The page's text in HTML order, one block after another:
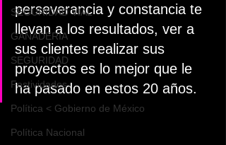
SEGURIDAD VIAL
GANADERIA
SEGURIDAD
Festividades
Política < Gobierno de México
Política Nacional
perseverancia y constancia te
llevan a los resultados, ver a
sus clientes realizar sus
proyectos es lo mejor que le
ha pasado en estos 20 años.